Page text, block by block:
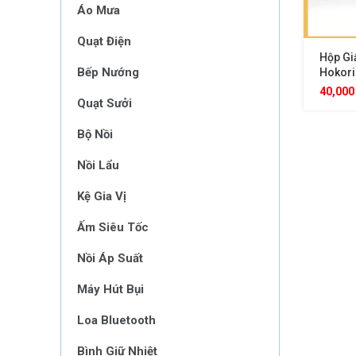
Áo Mưa
Quạt Điện
Bếp Nướng
Quạt Sưởi
Bộ Nồi
Nồi Lẩu
Kệ Gia Vị
Ấm Siêu Tốc
Nồi Áp Suất
Máy Hút Bụi
Loa Bluetooth
Bình Giữ Nhiệt
Hộp
Khăn
40,000